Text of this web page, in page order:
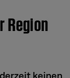
Region
keinen